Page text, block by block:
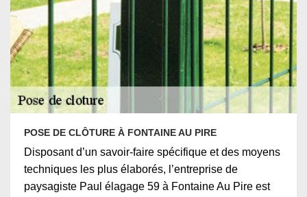
POSE DE CLÔTURE À FONTAINE AU PIRE
Disposant d’un savoir-faire spécifique et des moyens
techniques les plus élaborés, l’entreprise de
paysagiste Paul élagage 59 à Fontaine Au Pire est